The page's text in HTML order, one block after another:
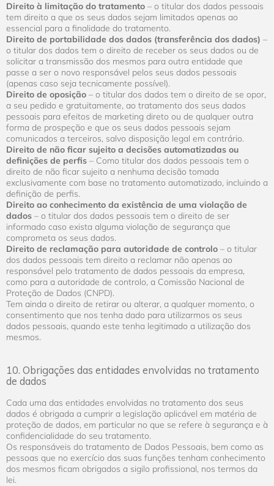
Direito à limitação do tratamento – o titular dos dados pessoais
tem direito a que os seus dados sejam limitados apenas ao
essencial para a finalidade do tratamento.
Direito de portabilidade dos dados (transferência dos dados) –
o titular dos dados tem o direito de receber os seus dados ou de
solicitar a transmissão dos mesmos para outra entidade que
passe a ser o novo responsável pelos seus dados pessoais
(apenas caso seja tecnicamente possível).
Direito de oposição – o titular dos dados tem o direito de se opor,
a seu pedido e gratuitamente, ao tratamento dos seus dados
pessoais para efeitos de marketing direto ou de qualquer outra
forma de prospeção e que os seus dados pessoais sejam
comunicados a terceiros, salvo disposição legal em contrário.
Direito de não ficar sujeito a decisões automatizadas ou
definições de perfis – Como titular dos dados pessoais tem o
direito de não ficar sujeito a nenhuma decisão tomada
exclusivamente com base no tratamento automatizado, incluindo a
definição de perfis.
Direito ao conhecimento da existência de uma violação de
dados – o titular dos dados pessoais tem o direito de ser
informado caso exista alguma violação de segurança que
comprometa os seus dados.
Direito de reclamação para autoridade de controlo – o titular
dos dados pessoais tem direito a reclamar não apenas ao
responsável pelo tratamento de dados pessoais da empresa,
como para a autoridade de controlo, a Comissão Nacional de
Proteção de Dados (CNPD).
Tem ainda o direito de retirar ou alterar, a qualquer momento, o
consentimento que nos tenha dado para utilizarmos os seus
dados pessoais, quando este tenha legitimado a utilização dos
mesmos.
10. Obrigações das entidades envolvidas no tratamento
de dados
Cada uma das entidades envolvidas no tratamento dos seus
dados é obrigada a cumprir a legislação aplicável em matéria de
proteção de dados, em particular no que se refere à segurança e à
confidencialidade do seu tratamento.
Os responsáveis do tratamento de Dados Pessoais, bem como as
pessoas que no exercício das suas funções tenham conhecimento
dos mesmos ficam obrigados a sigilo profissional, nos termos da
lei.